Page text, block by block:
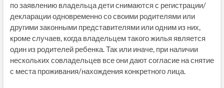
по заявлению владельца дети снимаются с регистрации/
декларации одновременно со своими родителями или
другими законными представителями или одним из них,
кроме случаев, когда владельцем такого жилья является
один из родителей ребенка. Так или иначе, при наличии
нескольких совладельцев все они дают согласие на снятие
с места проживания/нахождения конкретного лица.